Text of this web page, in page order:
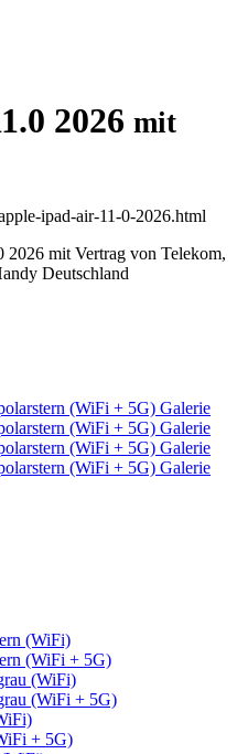
2026 mit
ipad-air-11-0-2026.html
mit Vertrag von Telekom,
Deutschland